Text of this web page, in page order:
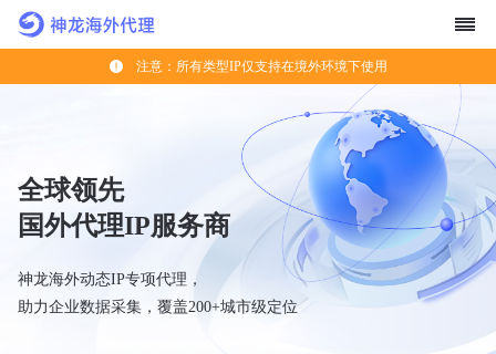
注意：所有类型IP仅支持在境外环境下使用
全球领先
国外代理IP服务商
神龙海外动态IP专项代理，
助力企业数据采集，覆盖200+城市级定位